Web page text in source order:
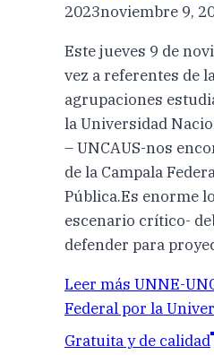
2023noviembre 9,
Este jueves 9 de
vez a referentes de
agrupaciones
la Universidad
– UNCAUS-nos
de la Campala
Pública.Es enorme
escenario crítico-
defender para
Leer más UNNE-
Federal por la
Gratuita y de calidad